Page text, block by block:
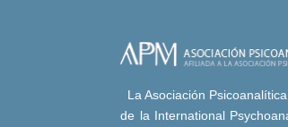
La Asociación
de la International